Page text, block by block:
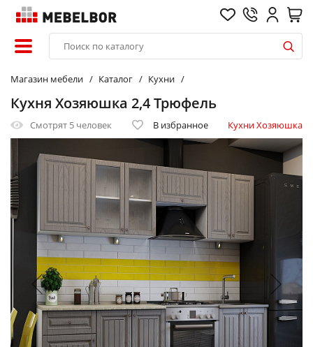
Магазин мебели Каталог Кухни
Кухня Хозяюшка 2,4 Трюфель
Смотрят 5 человек В избранное Кухни Хозяюшка